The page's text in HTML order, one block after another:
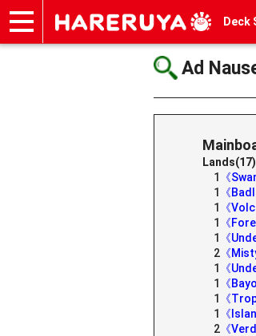
Deck
Ad
Lands(17)
1
《
1
《
1
《
1
《
1
《
2 《
1
《
1
《
1
《
1
《
2 《